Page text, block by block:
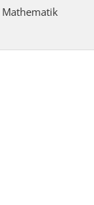
Mathematik